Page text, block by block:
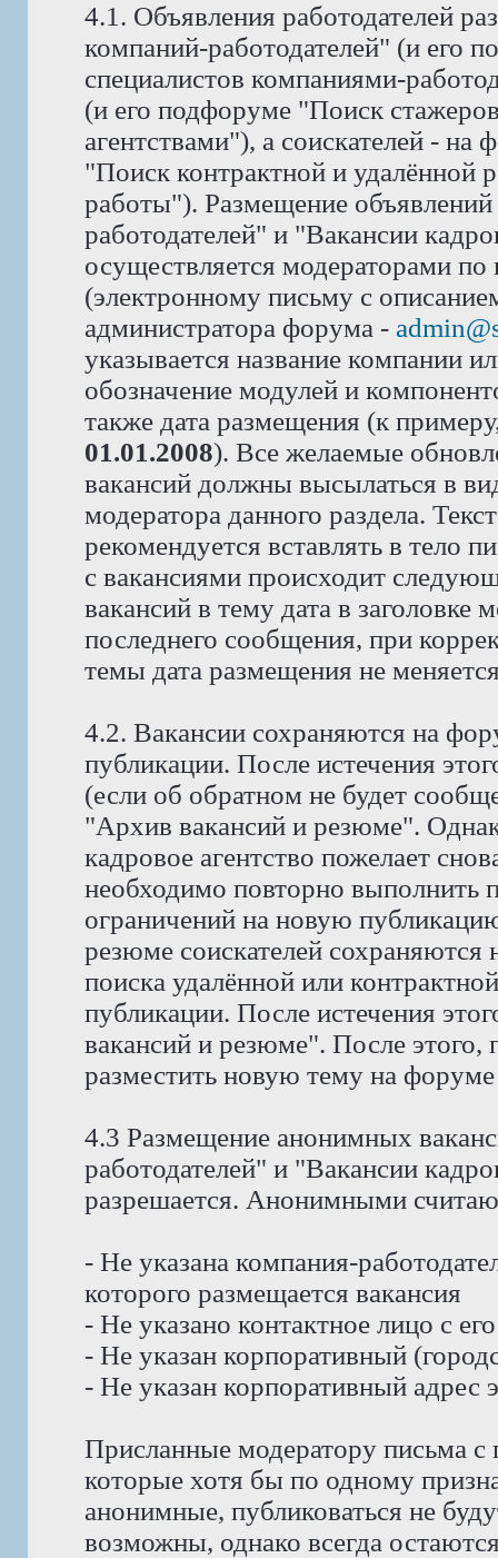
4.1. Объявления работодателей
компаний-работодателей" (и его
специалистов компаниями-
(и его подфоруме "Поиск
агентствами"), а соискателей -
"Поиск контрактной и удалённой
работы"). Размещение
работодателей" и "Вакансии
осуществляется модераторами
(электронному письму с
администратора форума -
указывается название компании
обозначение модулей и
также дата размещения (к
01.01.2008). Все желаемые
вакансий должны высылаться в
модератора данного раздела.
рекомендуется вставлять в тело
с вакансиями происходит
вакансий в тему дата в заголовке
последнего сообщения, при
темы дата размещения не
4.2. Вакансии сохраняются на
публикации. После истечения
(если об обратном не будет
"Архив вакансий и резюме".
кадровое агентство пожелает
необходимо повторно выполнить
ограничений на новую
резюме соискателей
поиска удалённой или
публикации. После истечения
вакансий и резюме". После этого,
разместить новую тему на
4.3 Размещение анонимных
работодателей" и "Вакансии
разрешается. Анонимными
- Не указана компания-
которого размещается вакансия
- Не указано контактное лицо с
- Не указан корпоративный
- Не указан корпоративный адрес
Присланные модератору письма
которые хотя бы по одному
анонимные, публиковаться не
возможны, однако всегда